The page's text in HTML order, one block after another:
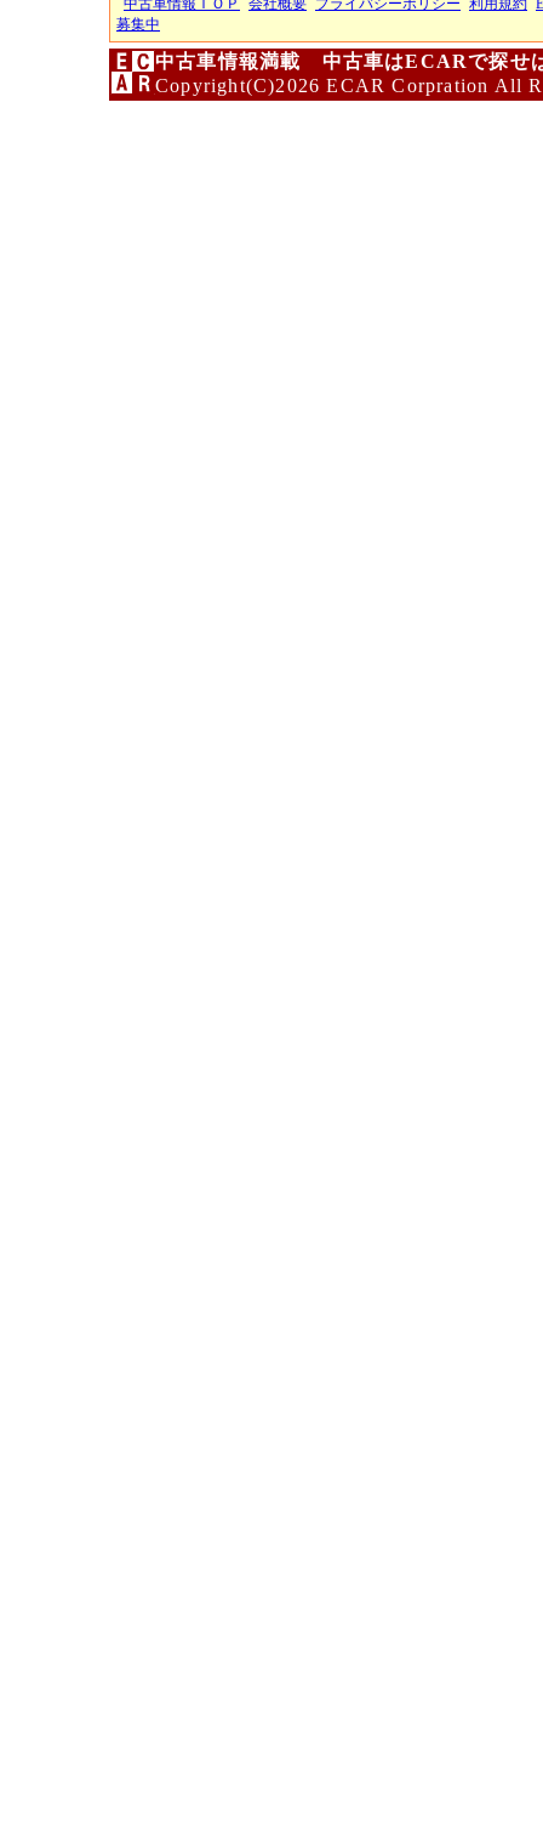
中古車情報ＴＯＰ 会社概要 プライバシーポリシー 利用規約
募集中
中古車情報満載 中古車はECARで探せ
Copyright(C)2026 ECAR Corpration All